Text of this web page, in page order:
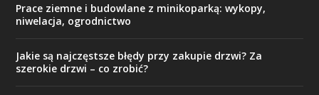
Prace ziemne i budowlane z minikoparką: wykopy,
niwelacja, ogrodnictwo
Jakie są najczęstsze błędy przy zakupie drzwi? Za
szerokie drzwi – co zrobić?